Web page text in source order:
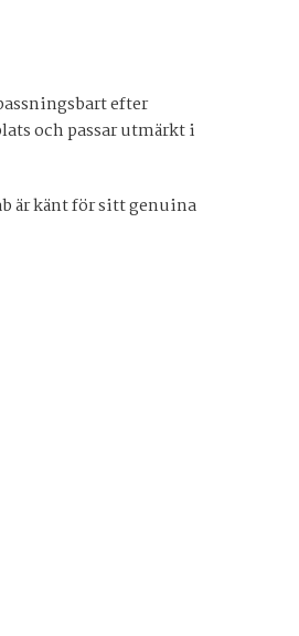
efter
och passar utmärkt i
är känt för sitt genuina